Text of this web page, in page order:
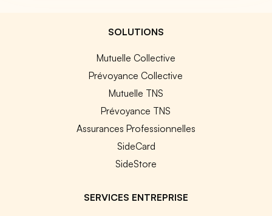
SOLUTIONS
Mutuelle Collective
Prévoyance Collective
Mutuelle TNS
Prévoyance TNS
Assurances Professionnelles
SideCard
SideStore
SERVICES ENTREPRISE